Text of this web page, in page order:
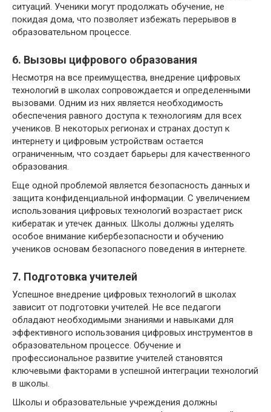
ситуаций. Ученики могут продолжать обучение, не
покидая дома, что позволяет избежать перерывов в
образовательном процессе.
6. Вызовы цифрового образования
Несмотря на все преимущества, внедрение цифровых
технологий в школах сопровождается и определенными
вызовами. Одним из них является необходимость
обеспечения равного доступа к технологиям для всех
учеников. В некоторых регионах и странах доступ к
интернету и цифровым устройствам остается
ограниченным, что создает барьеры для качественного
образования.
Еще одной проблемой является безопасность данных и
защита конфиденциальной информации. С увеличением
использования цифровых технологий возрастает риск
кибератак и утечек данных. Школы должны уделять
особое внимание кибербезопасности и обучению
учеников основам безопасного поведения в интернете.
7. Подготовка учителей
Успешное внедрение цифровых технологий в школах
зависит от подготовки учителей. Не все педагоги
обладают необходимыми знаниями и навыками для
эффективного использования цифровых инструментов в
образовательном процессе. Обучение и
профессиональное развитие учителей становятся
ключевыми факторами в успешной интеграции технологий
в школы.
Школы и образовательные учреждения должны